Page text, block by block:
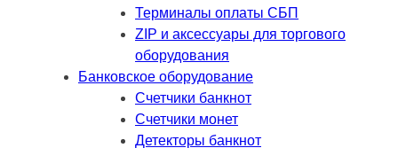
Терминалы оплаты СБП
ZIP и аксессуары для торгового
оборудования
Банковское оборудование
Счетчики банкнот
Счетчики монет
Детекторы банкнот